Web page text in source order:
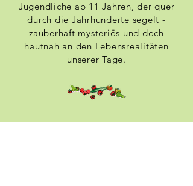
Jugendliche ab 11 Jahren, der quer
durch die Jahrhunderte segelt -
zauberhaft mysteriös und doch
hautnah an den Lebensrealitäten
unserer Tage.